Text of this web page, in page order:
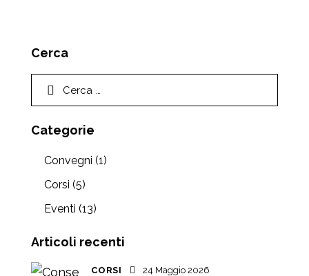
Cerca
Categorie
Convegni (1)
Corsi (5)
Eventi (13)
Articoli recenti
CORSI 24 Maggio 2026